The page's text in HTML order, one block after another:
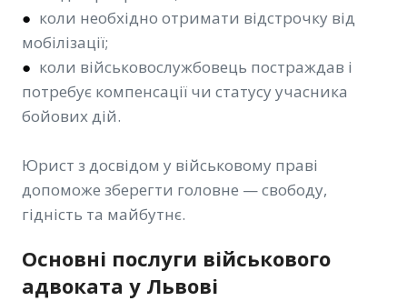
● коли необхідно отримати відстрочку від
мобілізації;
● коли військовослужбовець постраждав і
потребує компенсації чи статусу учасника
бойових дій.
Юрист з досвідом у військовому праві
допоможе зберегти головне — свободу,
гідність та майбутнє.
Основні послуги військового
адвоката у Львові